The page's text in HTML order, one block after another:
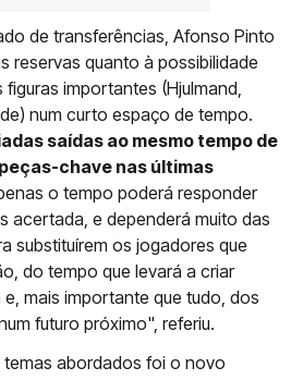
de transferências, Afonso Pinto
reservas quanto à possibilidade
importantes (Hjulmand,
num curto espaço de tempo.
saídas ao mesmo tempo de
chave nas últimas
o tempo poderá responder
acertada, e dependerá muito das
substituírem os jogadores que
do tempo que levará a criar
mais importante que tudo, dos
futuro próximo", referiu.
abordados foi o novo